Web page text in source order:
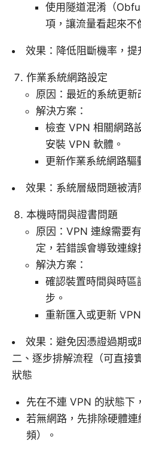
使用隧道混淆（
項，讓流量看起來不
效果：降低阻斷機率，提
作業系統網路設定
原因：最近的系統更新
解決方案：
檢查 VPN 相關網路
安裝 VPN 軟體。
更新作業系統網路驅
效果：系統層級問題被清
本機時間與證書問題
原因：VPN 連線需要
定，若錯誤會導致連線
解決方案：
確認裝置時間與時區
步。
重新匯入或更新
效果：避免因憑證過期或
二、逐步排解流程（可直接
狀態
先在不連 VPN 的狀態下
若無網路，先排除硬體
頻）。